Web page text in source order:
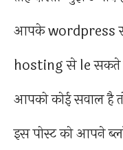
आपके wordpress
hosting से le सकते
आपको कोई सवाल है
इस पोस्ट को आपने